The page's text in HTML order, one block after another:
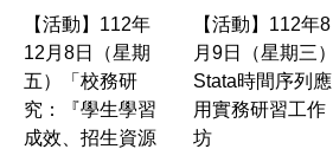
組織團隊
法令規章
活動花絮
校務研究資訊
校務研究視覺化分析平台
【活動】112年
12月8日（星期
五）「校務研
究：『學生學習
成效、招生資源
【活動】112年8
月9日（星期三）
Stata時間序列應
用實務研習工作
坊